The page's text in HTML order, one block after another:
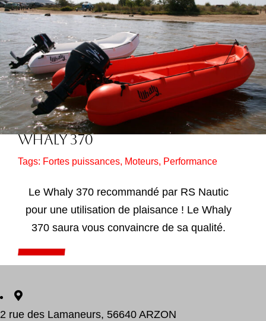
Whaly 370
Tags: Fortes puissances, Moteurs, Performance
Le Whaly 370 recommandé par RS Nautic
pour une utilisation de plaisance ! Le Whaly
370 saura vous convaincre de sa qualité.
2 rue des Lamaneurs, 56640 ARZON